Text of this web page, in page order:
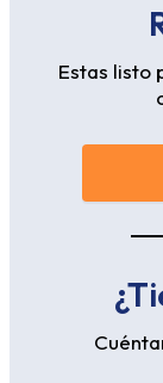
Estas listo